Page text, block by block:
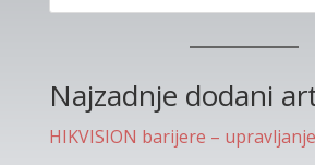
Najzadnje dodani
HIKVISION barijere –